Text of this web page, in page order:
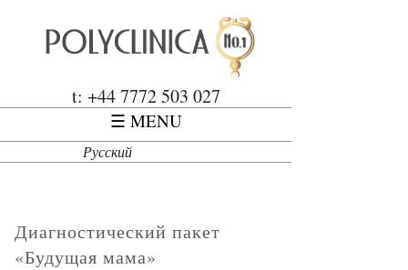
Polyclinica
t: +44 7772 503 027
Русский
Диагностический пакет
«Будущая мама»